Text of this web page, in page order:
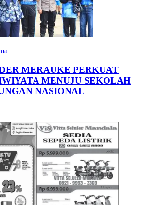
MERAUKE PERKUAT
MENUJU SEKOLAH
NASIONAL